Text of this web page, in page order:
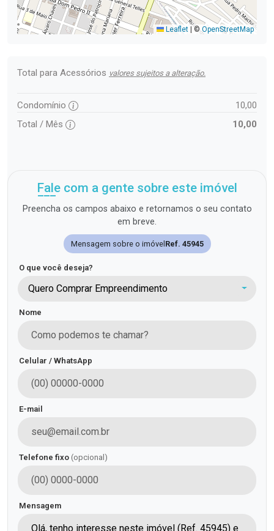
Leaflet |©OpenStreetMap
Total para Acessórios valores sujeitos a alteração.
Condomínio
10,00
Total / Mês
10,00
Fale com a gente sobre este imóvel
Preencha os campos abaixo e retornamos o seu contato
em breve.
Mensagem sobre o imóvelRef. 45945
O que você deseja?
Quero Comprar Empreendimento
Nome
Celular / WhatsApp
E-mail
Telefone fixo (opcional)
Mensagem